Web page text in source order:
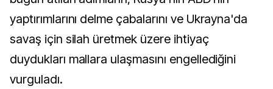
yaptırımlarını delme çabalarını ve Ukrayna'da
savaş için silah üretmek üzere ihtiyaç
duydukları mallara ulaşmasını engellediğini
vurguladı.